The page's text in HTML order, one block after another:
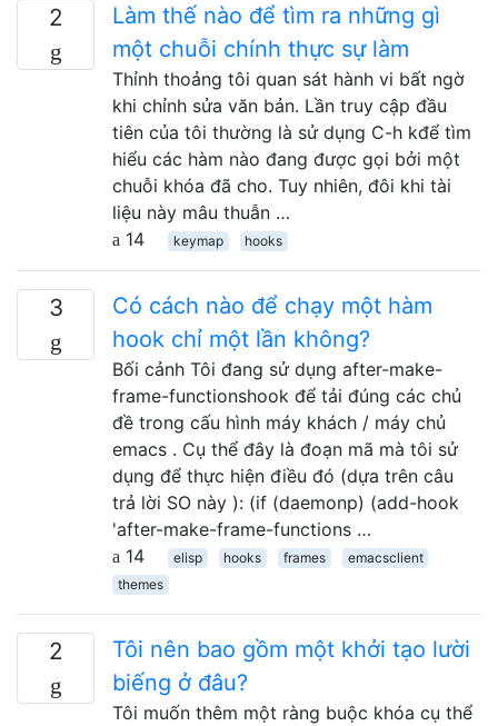
2
Làm thế nào để tìm ra những gì
một chuỗi chính thực sự làm
Thỉnh thoảng tôi quan sát hành vi bất ngờ
khi chỉnh sửa văn bản. Lần truy cập đầu
tiên của tôi thường là sử dụng C-h kđể tìm
hiểu các hàm nào đang được gọi bởi một
chuỗi khóa đã cho. Tuy nhiên, đôi khi tài
liệu này mâu thuẫn …
14
keymap hooks
3
Có cách nào để chạy một hàm
hook chỉ một lần không?
Bối cảnh Tôi đang sử dụng after-make-
frame-functionshook để tải đúng các chủ
đề trong cấu hình máy khách / máy chủ
emacs . Cụ thể đây là đoạn mã mà tôi sử
dụng để thực hiện điều đó (dựa trên câu
trả lời SO này ): (if (daemonp) (add-hook
'after-make-frame-functions …
14
elisp hooks frames
emacsclient
themes
2
Tôi nên bao gồm một khởi tạo lười
biếng ở đâu?
Tôi muốn thêm một ràng buộc khóa cụ thể